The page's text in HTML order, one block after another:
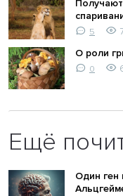
5
О роли
0
Ещё
Один ген